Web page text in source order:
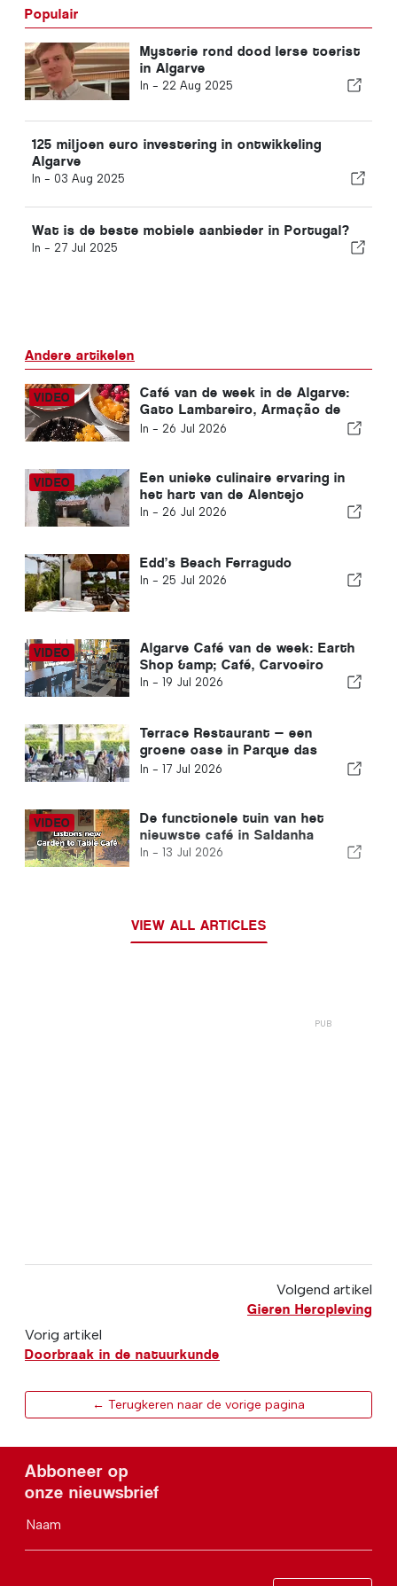
Populair
Mysterie rond dood Ierse toerist
in Algarve
In - 22 Aug 2025
125 miljoen euro investering in ontwikkeling
Algarve
In - 03 Aug 2025
Wat is de beste mobiele aanbieder in Portugal?
In - 27 Jul 2025
Andere artikelen
Café van de week in de Algarve:
Gato Lambareiro, Armação de
Pêra
In - 26 Jul 2026
Een unieke culinaire ervaring in
het hart van de Alentejo
In - 26 Jul 2026
Edd’s Beach Ferragudo
In - 25 Jul 2026
Algarve Café van de week: Earth
Shop &amp; Café, Carvoeiro
In - 19 Jul 2026
Terrace Restaurant — een
groene oase in Parque das
Nações, Lissabon
In - 17 Jul 2026
De functionele tuin van het
nieuwste café in Saldanha
In - 13 Jul 2026
VIEW ALL ARTICLES
Volgend artikel
Gieren Heropleving
Vorig artikel
Doorbraak in de natuurkunde
← Terugkeren naar de vorige pagina
Abboneer op
onze nieuwsbrief
Naam